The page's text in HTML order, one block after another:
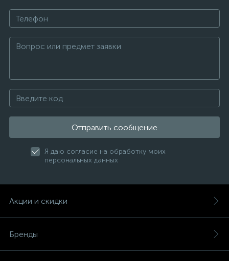
Отправить сообщение
Я даю согласие на обработку моих
персональных данных
Акции и скидки
Бренды